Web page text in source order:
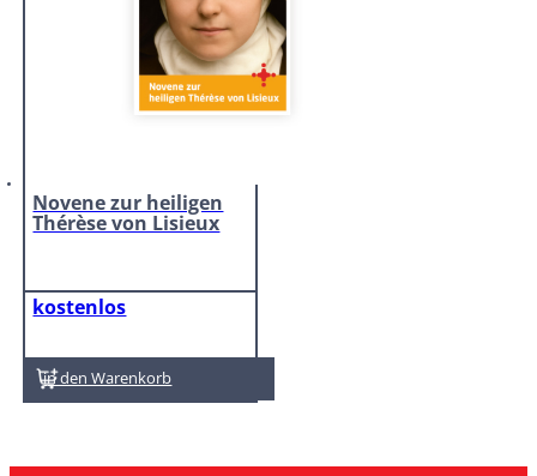
Novene zur heiligen
Thérèse von Lisieux
kostenlos
In den Warenkorb